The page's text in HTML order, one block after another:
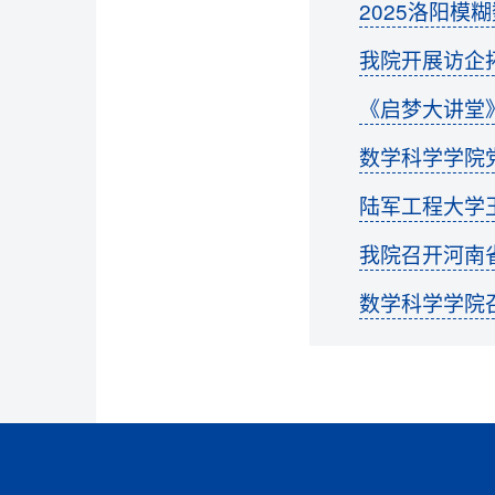
2025洛阳模
我院开展访企
《启梦大讲
数学科学学院
陆军工程大学
我院召开河南
数学科学学院